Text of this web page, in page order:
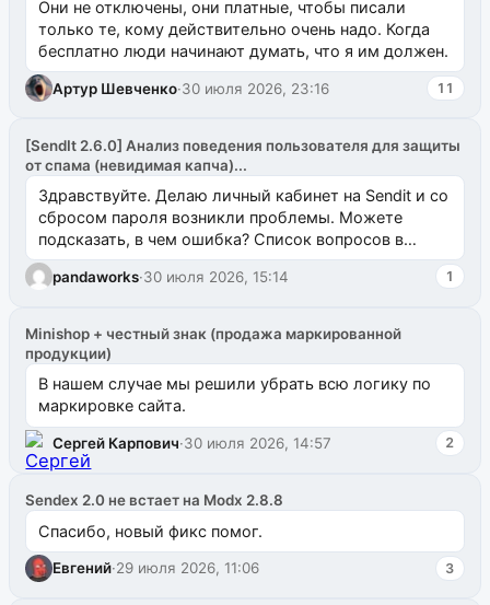
Они не отключены, они платные, чтобы писали
только те, кому действительно очень надо. Когда
бесплатно люди начинают думать, что я им должен.
Артур Шевченко·30 июля 2026, 23:16 11
[SendIt 2.6.0] Анализ поведения пользователя для защиты
от спама (невидимая капча)...
Здравствуйте. Делаю личный кабинет на Sendit и со
сбросом пароля возникли проблемы. Можете
подсказать, в чем ошибка? Список вопросов в
одноименном разделе на modx.pro пока пуст, и,...
pandaworks·30 июля 2026, 15:14 1
Minishop + честный знак (продажа маркированной
продукции)
В нашем случае мы решили убрать всю логику по
маркировке сайта.
Сергей Карпович·30 июля 2026, 14:57 2
Sendex 2.0 не встает на Modx 2.8.8
Спасибо, новый фикс помог.
Евгений·29 июля 2026, 11:06 3